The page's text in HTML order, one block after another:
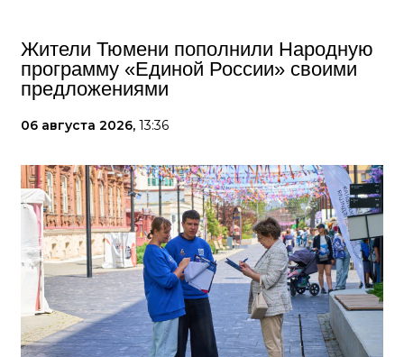
Жители Тюмени пополнили Народную
программу «Единой России» своими
предложениями
06 августа 2026, 13:36